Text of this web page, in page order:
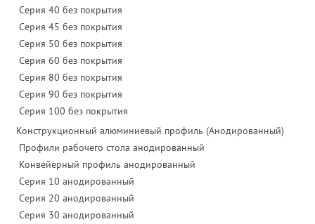
Серия 40 без покрытия
Серия 45 без покрытия
Серия 50 без покрытия
Серия 60 без покрытия
Серия 80 без покрытия
Серия 90 без покрытия
Серия 100 без покрытия
Конструкционный алюминиевый профиль (Анодированный)
Профили рабочего стола анодированный
Конвейерный профиль анодированный
Серия 10 анодированный
Серия 20 анодированный
Серия 30 анодированный